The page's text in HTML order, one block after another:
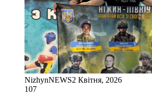
NizhynNEWS2 Квітня, 2026
107